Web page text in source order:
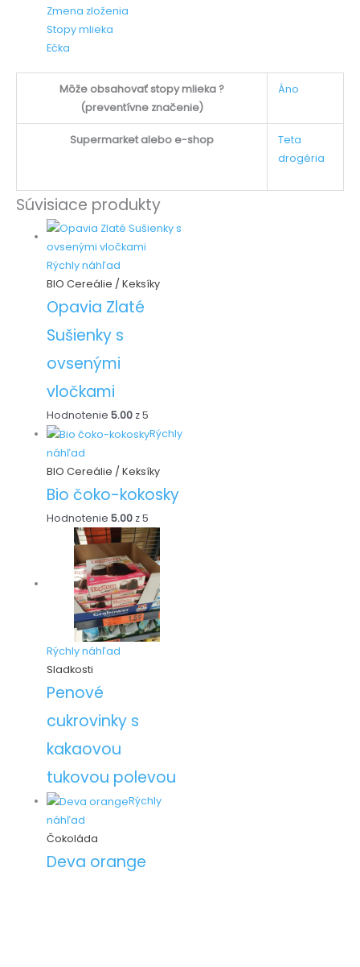
Zmena zloženia
Stopy mlieka
Ečka
Môže obsahovať stopy mlieka ?
(preventívne značenie)
Áno
Supermarket alebo e-shop
Teta
drogéria
Súvisiace produkty
Rýchly náhľad
BIO Cereálie / Keksíky
Opavia Zlaté
Sušienky s
ovsenými
vločkami
Hodnotenie5.00 z 5
Rýchly
náhľad
BIO Cereálie / Keksíky
Bio čoko-kokosky
Hodnotenie5.00 z 5
Rýchly náhľad
Sladkosti
Penové
cukrovinky s
kakaovou
tukovou polevou
Rýchly
náhľad
Čokoláda
Deva orange